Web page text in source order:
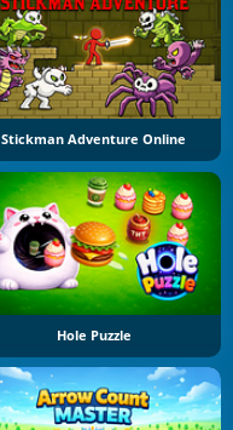
Stickman Adventure Online
Hole Puzzle